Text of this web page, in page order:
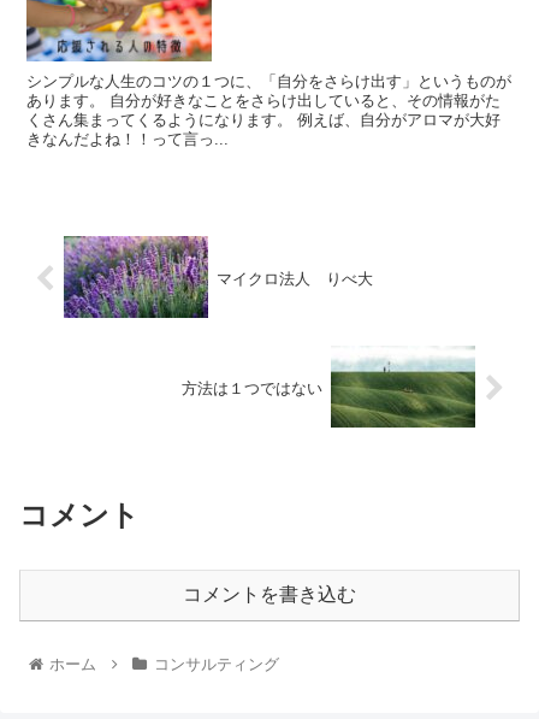
シンプルな人生のコツの１つに、「自分をさらけ出す」というものが
あります。 自分が好きなことをさらけ出していると、その情報がた
くさん集まってくるようになります。 例えば、自分がアロマが大好
きなんだよね！！って言っ...
マイクロ法人 りべ大
方法は１つではない
コメント
コメントを書き込む
ホーム コンサルティング